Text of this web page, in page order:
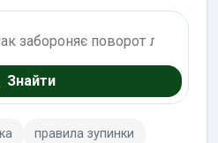
Знайти
правила зупинки